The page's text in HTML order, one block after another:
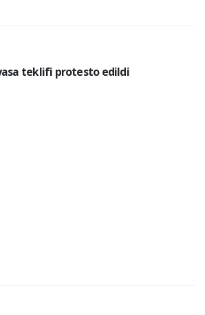
teklifi protesto edildi